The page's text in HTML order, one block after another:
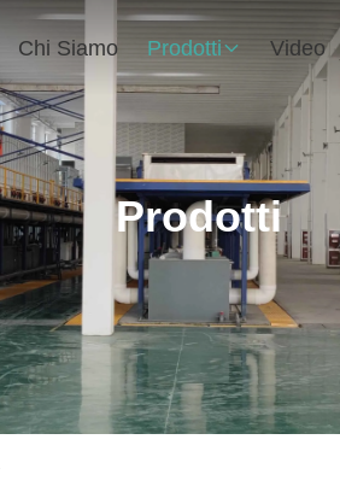
Chi Siamo Prodotti Video
Prodotti